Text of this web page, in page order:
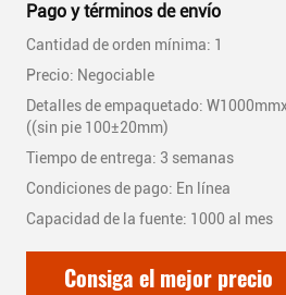
Pago y términos de envío
Cantidad de orden mínima: 1
Precio: Negociable
Detalles de empaquetado:
((sin pie 100±20mm)
Tiempo de entrega: 3 semanas
Condiciones de pago: En línea
Capacidad de la fuente: 1000 al mes
Consiga el mejor precio